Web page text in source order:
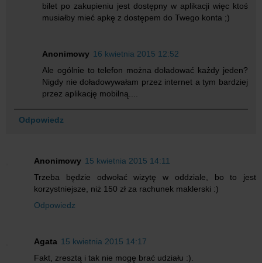
bilet po zakupieniu jest dostępny w aplikacji więc ktoś
musiałby mieć apkę z dostępem do Twego konta ;)
Anonimowy 16 kwietnia 2015 12:52
Ale ogólnie to telefon można doładować każdy jeden?
Nigdy nie doładowywałam przez internet a tym bardziej
przez aplikację mobilną....
Odpowiedz
Anonimowy 15 kwietnia 2015 14:11
Trzeba będzie odwołać wizytę w oddziale, bo to jest
korzystniejsze, niż 150 zł za rachunek maklerski :)
Odpowiedz
Agata 15 kwietnia 2015 14:17
Fakt, zresztą i tak nie mogę brać udziału :).